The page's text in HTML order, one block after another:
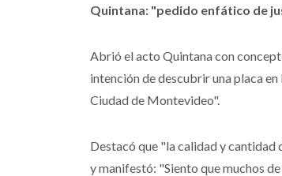
Quintana: "pedido enfático de
Abrió el acto Quintana con
intención de descubrir una placa
Ciudad de Montevideo".
Destacó que "la calidad y cantidad
y manifestó: "Siento que muchos